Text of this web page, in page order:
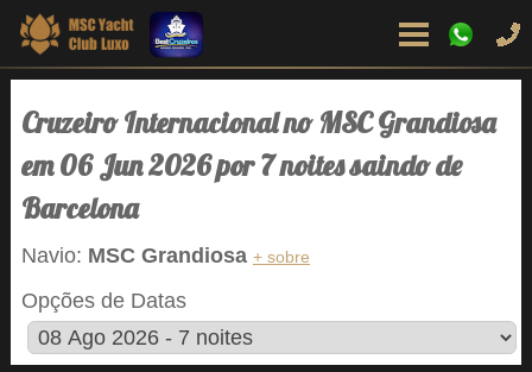
Cruzeiro Internacional no MSC Grandiosa
em 06 Jun 2026 por 7 noites saindo de
Barcelona
Navio: MSC Grandiosa + sobre
Opções de Datas